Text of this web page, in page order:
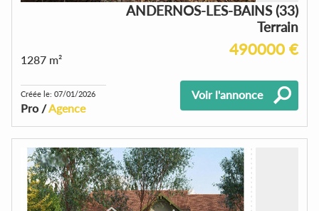
ANDERNOS-LES-BAINS (33)
Terrain
490000 €
1287 m²
Créée le: 07/01/2026
Pro /Agence
Voir l'annonce